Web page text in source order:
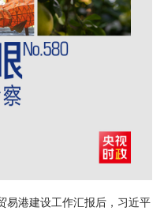
易港建设工作汇报后，习近平